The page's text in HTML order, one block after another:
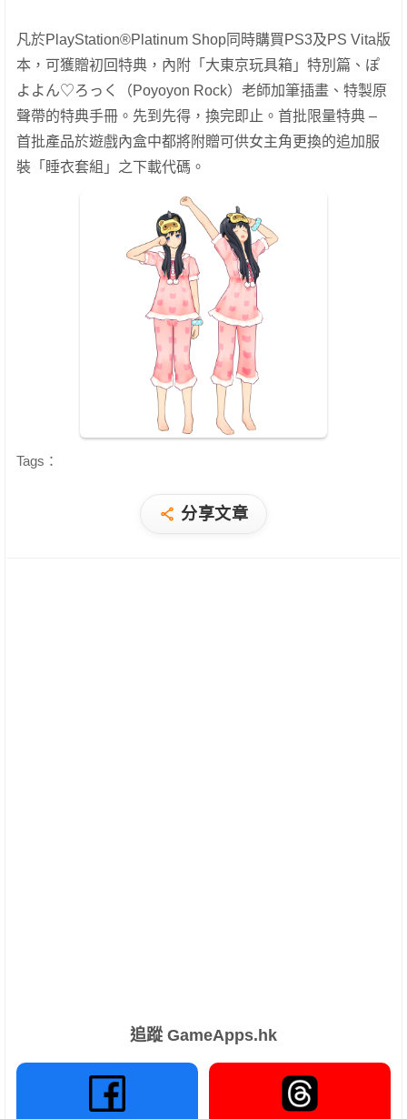
凡於PlayStation®Platinum Shop同時購買PS3及PS Vita版
本，可獲贈初回特典，內附「大東京玩具箱」特別篇、ぽ
よよん♡ろっく（Poyoyon Rock）老師加筆插畫、特製原
聲帶的特典手冊。先到先得，換完即止。 首批限量特典 –
首批產品於遊戲內盒中都將附贈可供女主角更換的追加服
裝「睡衣套組」之下載代碼。
Tags：
分享文章
追蹤 GameApps.hk